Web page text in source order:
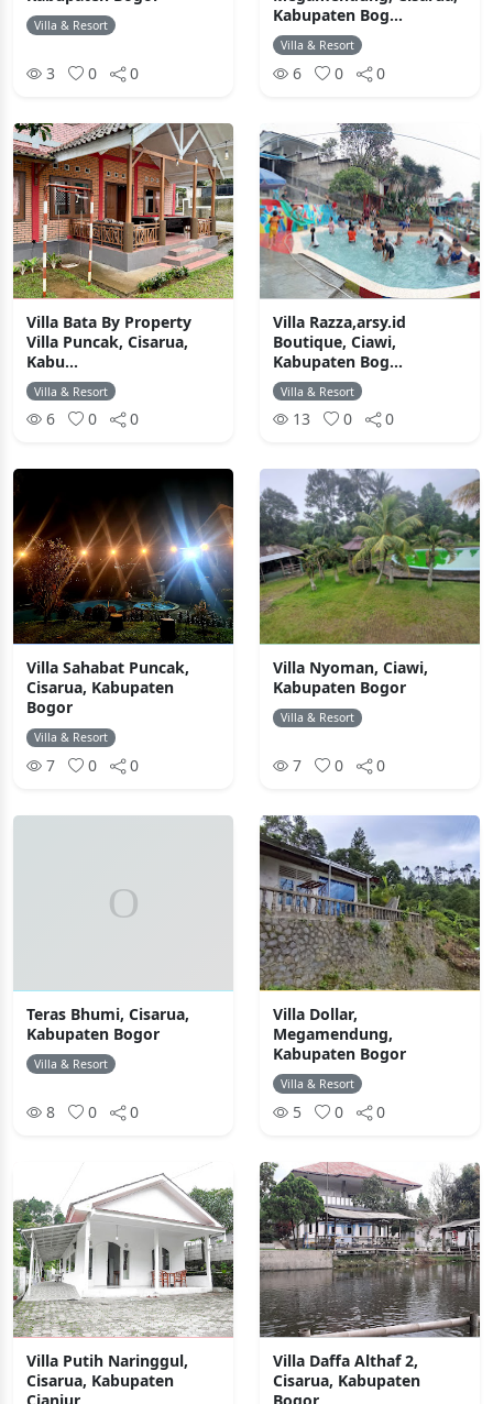
Villa & Resort
3 0 0
Kabupaten Bog...
Villa & Resort
6 0 0
Villa Bata By Property
Villa Puncak, Cisarua,
Kabu...
Villa & Resort
6 0 0
Villa Razza,arsy.id
Boutique, Ciawi,
Kabupaten Bog...
Villa & Resort
13 0 0
Villa Sahabat Puncak,
Cisarua, Kabupaten
Bogor
Villa & Resort
7 0 0
Villa Nyoman, Ciawi,
Kabupaten Bogor
Villa & Resort
7 0 0
Teras Bhumi, Cisarua,
Kabupaten Bogor
Villa & Resort
8 0 0
Villa Dollar,
Megamendung,
Kabupaten Bogor
Villa & Resort
5 0 0
Villa Putih Naringgul,
Cisarua, Kabupaten
Villa Daffa Althaf 2,
Cisarua, Kabupaten